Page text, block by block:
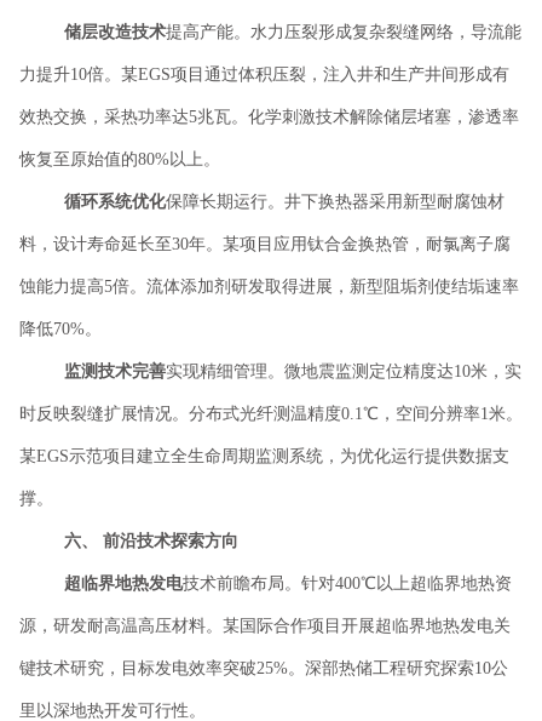
储层改造技术提高产能。水力压裂形成复杂裂缝网络，导流能
力提升10倍。某EGS项目通过体积压裂，注入井和生产井间形成有
效热交换，采热功率达5兆瓦。化学刺激技术解除储层堵塞，渗透率
恢复至原始值的80%以上。
循环系统优化保障长期运行。井下换热器采用新型耐腐蚀材
料，设计寿命延长至30年。某项目应用钛合金换热管，耐氯离子腐
蚀能力提高5倍。流体添加剂研发取得进展，新型阻垢剂使结垢速率
降低70%。
监测技术完善实现精细管理。微地震监测定位精度达10米，实
时反映裂缝扩展情况。分布式光纤测温精度0.1℃，空间分辨率1米。
某EGS示范项目建立全生命周期监测系统，为优化运行提供数据支
撑。
六、 前沿技术探索方向
超临界地热发电技术前瞻布局。针对400℃以上超临界地热资
源，研发耐高温高压材料。某国际合作项目开展超临界地热发电关
键技术研究，目标发电效率突破25%。深部热储工程研究探索10公
里以深地热开发可行性。